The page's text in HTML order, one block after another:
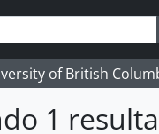
of British
1